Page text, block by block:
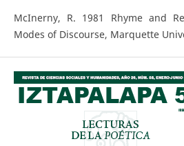
McInerny, R. 1981 Rhyme and
Modes of Discourse, Marquette